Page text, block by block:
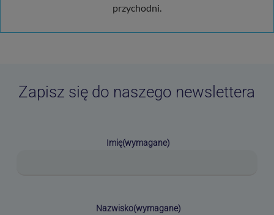
przychodni.
Zapisz się do naszego newslettera
Imię(wymagane)
Nazwisko(wymagane)